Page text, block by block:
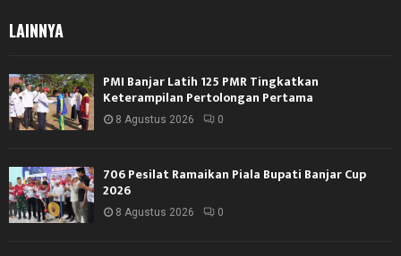
LAINNYA
PMI Banjar Latih 125 PMR Tingkatkan
Keterampilan Pertolongan Pertama
8 Agustus 2026 0
706 Pesilat Ramaikan Piala Bupati Banjar Cup
2026
8 Agustus 2026 0